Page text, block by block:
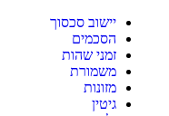
יישוב סכסוך
הסכמים
זמני שהות
משמורת
מזונות
גיטין